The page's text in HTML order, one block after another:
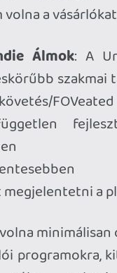
te is hozzászólj, be kell